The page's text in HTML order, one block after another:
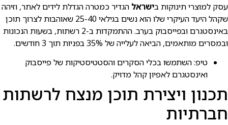
עסק למוצרי תינוקות בישראל הגדיר כמטרה הגדלת לידים לאתר, וזיהה
שקהל היעד העיקרי שלו הוא נשים בגילאי 25-40 שאוהבות לצרוך תוכן
באינסטגרם ובפייסבוק בערב. ההתמקדות ב-2 רשתות, בשעות הנכונות
ובמסרים מותאמים, הביאה לעלייה של 35% בפניות תוך 3 חודשים.
טיפ: השתמשו בכלי הסקרים והסטטיסטיקות של פייסבוק
ואינסטגרם לאפיון קהל מדויק.
תכנון ויצירת תוכן מנצח לרשתות
חברתיות